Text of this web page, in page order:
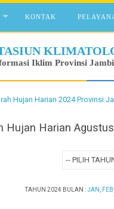
KONTAK
Iklim Provinsi Jambi
Hujan Harian 2024 Provinsi
Hujan Harian
TAHUN 2024 BULAN :JAN FEB